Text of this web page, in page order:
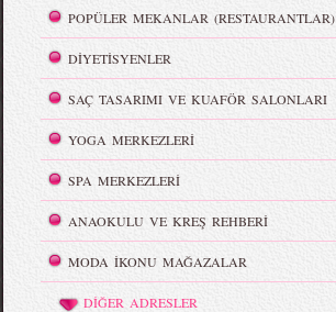
POPÜLER MEKANLAR (RESTAURANTLAR)
DİYETİSYENLER
SAÇ TASARIMI VE KUAFÖR SALONLARI
YOGA MERKEZLERİ
SPA MERKEZLERİ
ANAOKULU VE KREŞ REHBERİ
MODA İKONU MAĞAZALAR
DİĞER ADRESLER